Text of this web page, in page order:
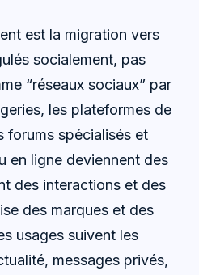
est la migration vers
socialement, pas
“réseaux sociaux” par
les plateformes de
forums spécialisés et
en ligne deviennent des
des interactions et des
des marques et des
usages suivent les
messages privés,